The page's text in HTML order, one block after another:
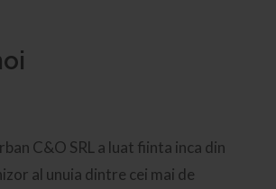
C&O SRL a luat fiinta inca din
al unuia dintre cei mai de